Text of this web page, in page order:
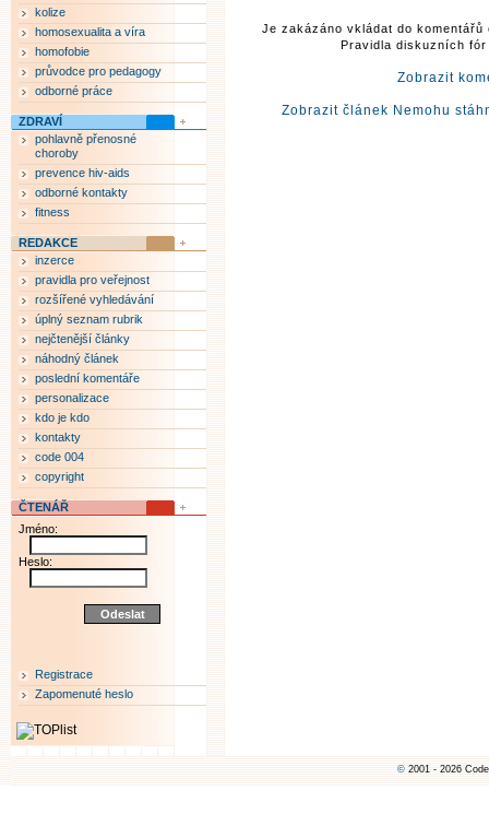
Je zakázáno vkládat do
Pravidla diskuzních
Zobrazit
Zobrazit článek Nemohu
kolize
homosexualita a víra
homofobie
průvodce pro pedagogy
odborné práce
ZDRAVÍ
pohlavně přenosné
choroby
prevence hiv-aids
odborné kontakty
fitness
REDAKCE
inzerce
pravidla pro veřejnost
rozšířené vyhledávání
úplný seznam rubrik
nejčtenější články
náhodný článek
poslední komentáře
personalizace
kdo je kdo
kontakty
code 004
copyright
ČTENÁŘ
Jméno:
Heslo:
Registrace
Zapomenuté heslo
© 2001 - 2026